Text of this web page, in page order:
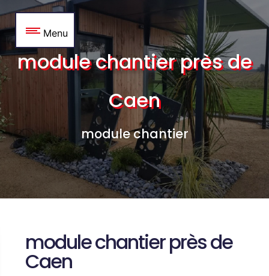
Menu
module chantier près de
Caen
module chantier
module chantier près de
Caen
Panneau de gestion des cookies